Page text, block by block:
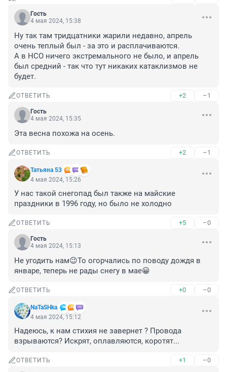
Гость
4 мая 2024, 15:38
Ну так там тридцатники жарили недавно, апрель
очень теплый был - за это и расплачиваются.
А в НСО ничего экстремального не было, и апрель
был средний - так что тут никаких катаклизмов не
будет.
ОТВЕТИТЬ +2 –1
Гость
4 мая 2024, 15:35
Эта весна похожа на осень.
ОТВЕТИТЬ +2 –1
Татьяна 53
4 мая 2024, 15:26
У нас такой снегопад был также на майские
праздники в 1996 году, но было не холодно
ОТВЕТИТЬ +5 –0
Гость
4 мая 2024, 15:13
Не угодить нам😉То огорчались по поводу дождя в
январе, теперь не рады снегу в мае😀
ОТВЕТИТЬ +0 –0
NaTaSHka
4 мая 2024, 15:12
Надеюсь, к нам стихия не завернет ? Провода
взрываются? Искрят, оплавляются, коротят...
ОТВЕТИТЬ +1 –0